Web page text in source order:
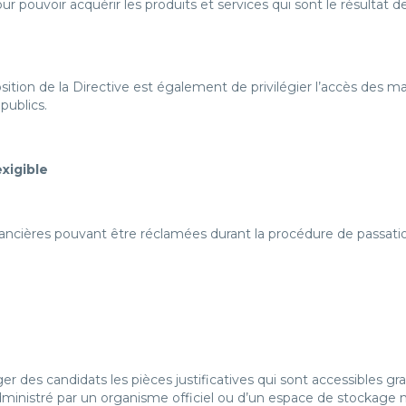
acquérir les produits et services qui sont le résultat
de la Directive est également de privilégier l’accès des
pouvant être réclamées durant la procédure de
des candidats les pièces justificatives qui sont accessibles
par un organisme officiel ou d’un espace de stockage